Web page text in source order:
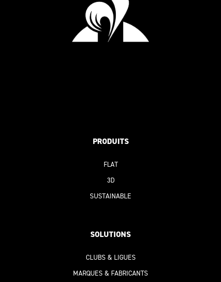
PRODUITS
FLAT
3D
SUSTAINABLE
SOLUTIONS
CLUBS & LIGUES
MARQUES & FABRICANTS